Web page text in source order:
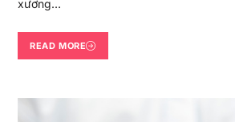
xương…
READ MORE